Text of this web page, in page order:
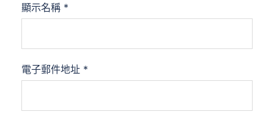
顯示名稱 *
電子郵件地址 *